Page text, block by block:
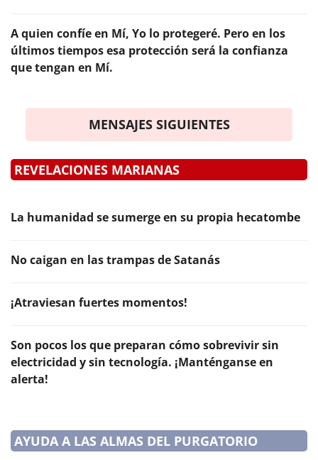
A quien confíe en Mí, Yo lo protegeré. Pero en los
últimos tiempos esa protección será la confianza
que tengan en Mí.
MENSAJES SIGUIENTES
REVELACIONES MARIANAS
La humanidad se sumerge en su propia hecatombe
No caigan en las trampas de Satanás
¡Atraviesan fuertes momentos!
Son pocos los que preparan cómo sobrevivir sin
electricidad y sin tecnología. ¡Manténganse en
alerta!
AYUDA A LAS ALMAS DEL PURGATORIO